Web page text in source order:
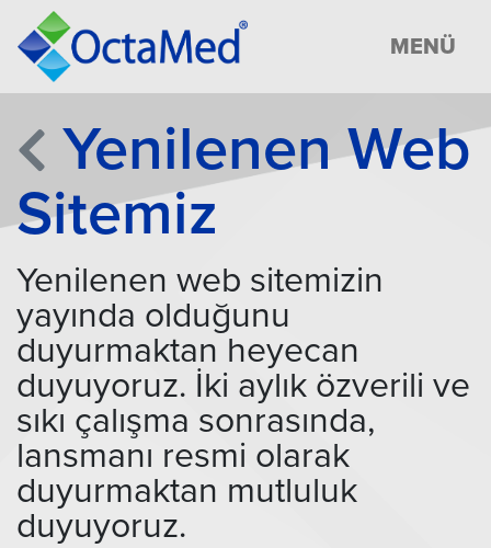
MENÜ
Yenilenen Web
Sitemiz
Yenilenen web sitemizin
yayında olduğunu
duyurmaktan heyecan
duyuyoruz. İki aylık özverili ve
sıkı çalışma sonrasında,
lansmanı resmi olarak
duyurmaktan mutluluk
duyuyoruz.